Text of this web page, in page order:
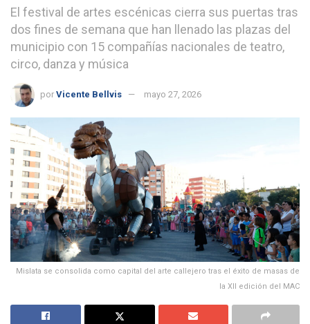
El festival de artes escénicas cierra sus puertas tras
dos fines de semana que han llenado las plazas del
municipio con 15 compañías nacionales de teatro,
circo, danza y música
por Vicente Bellvis mayo 27, 2026
Mislata se consolida como capital del arte callejero tras el éxito de masas de
la XII edición del MAC